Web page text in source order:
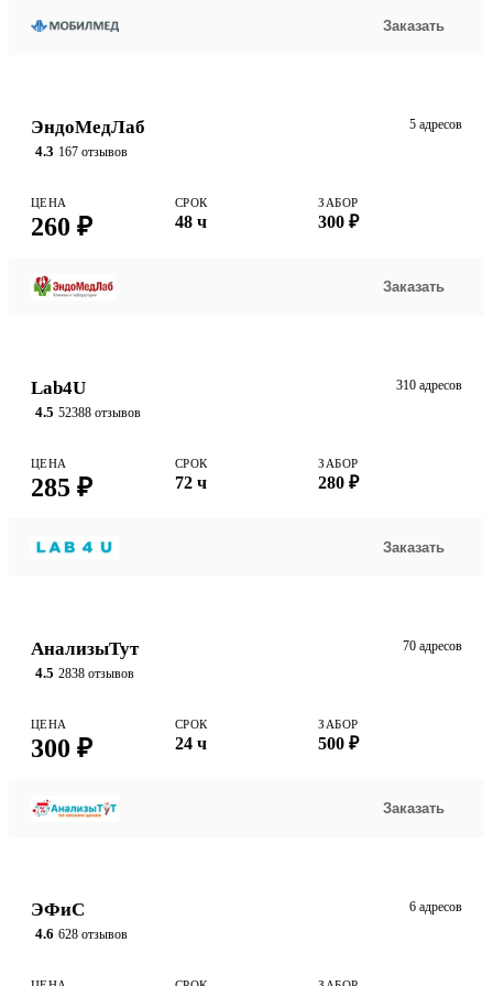
Заказать
ЭндоМедЛаб
4.3 167 отзывов
5 адресов
ЦЕНА
260 ₽
СРОК
48 ч
ЗАБОР
300 ₽
Заказать
Lab4U
4.5 52388 отзывов
310 адресов
ЦЕНА
285 ₽
СРОК
72 ч
ЗАБОР
280 ₽
Заказать
АнализыТут
4.5 2838 отзывов
70 адресов
ЦЕНА
300 ₽
СРОК
24 ч
ЗАБОР
500 ₽
Заказать
ЭФиС
4.6 628 отзывов
6 адресов